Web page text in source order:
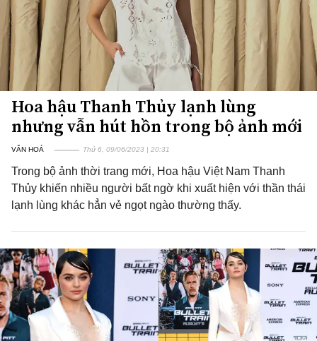
Hoa hậu Thanh Thủy lạnh lùng
nhưng vẫn hút hồn trong bộ ảnh mới
VĂN HOÁ Thứ 6, 09/06/2023 | 20:31
Trong bộ ảnh thời trang mới, Hoa hậu Việt Nam Thanh
Thủy khiến nhiều người bất ngờ khi xuất hiện với thần thái
lạnh lùng khác hẳn vẻ ngọt ngào thường thấy.